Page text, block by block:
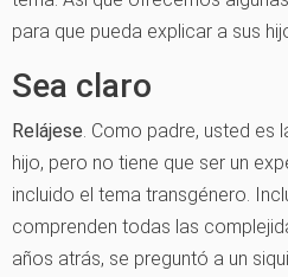
para que pueda explicar a sus
Sea claro
Relájese. Como padre, usted es
hijo, pero no tiene que ser un
incluido el tema transgénero.
comprenden todas las
años atrás, se preguntó a un